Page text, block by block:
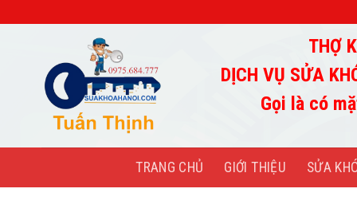
đến
THỢ
DỊCH VỤ SỬA
Gọi là có
TRANG CHỦ GIỚI THIỆU SỬA